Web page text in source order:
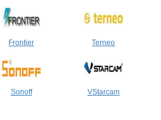
Frontier Terneo
Sonoff VStarcam